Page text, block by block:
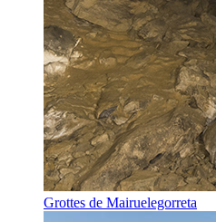
Grottes de Mairuelegorreta